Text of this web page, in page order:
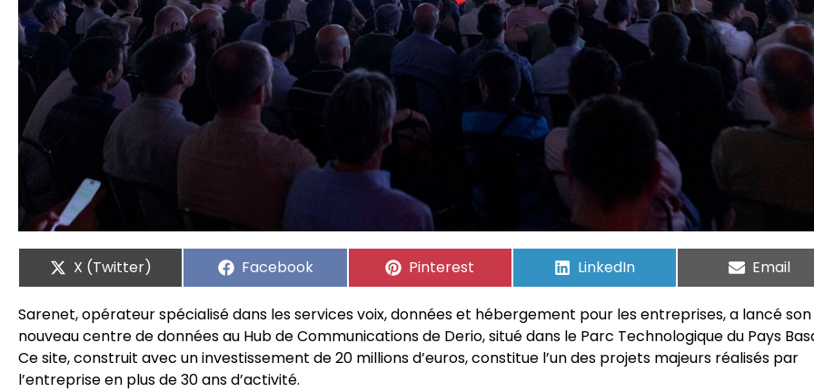
X (Twitter) Facebook Pinterest LinkedIn Email
Sarenet, opérateur spécialisé dans les services voix, données et hébergement pour les entreprises, a lancé son
nouveau centre de données au Hub de Communications de Derio, situé dans le Parc Technologique du Pays
Ce site, construit avec un investissement de 20 millions d’euros, constitue l’un des projets majeurs réalisés par
l’entreprise en plus de 30 ans d’activité.